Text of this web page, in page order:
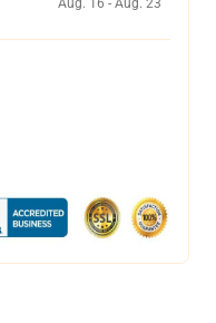
Aug. 16 - Aug. 23